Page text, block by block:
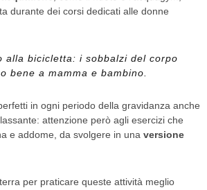
durante dei corsi dedicati alle donne
alla bicicletta: i sobbalzi del corpo
bene a mamma e bambino.
in ogni periodo della gravidanza anche
attenzione però agli esercizi che
e addome, da svolgere in una versione
per praticare queste attività meglio